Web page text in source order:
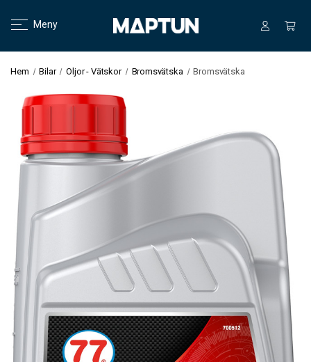
Meny
Hem Bilar Oljor - Vätskor Bromsvätska Bromsvätska